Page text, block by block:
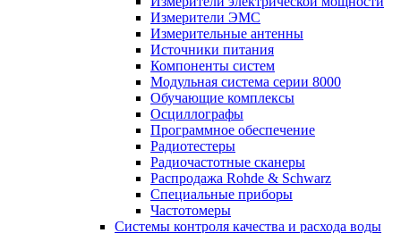
Измерители ЭМС
Измерительные антенны
Источники питания
Компоненты систем
Модульная система серии 8000
Обучающие комплексы
Осциллографы
Программное обеспечение
Радиотестеры
Радиочастотные сканеры
Распродажа Rohde & Schwarz
Специальные приборы
Частотомеры
Системы контроля качества и расхода воды